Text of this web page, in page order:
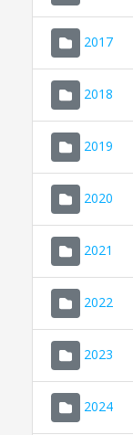
2017
2018
2019
2020
2021
2022
2023
2024